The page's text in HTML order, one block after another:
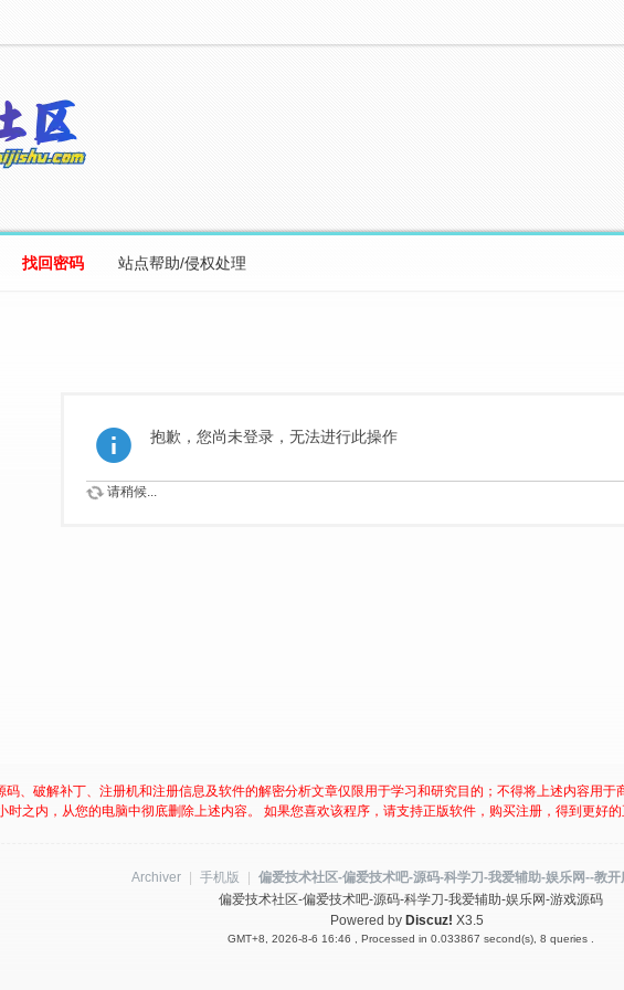
找回密码 站点帮助/侵权处理
抱歉，您尚未登录，无法进行此操作
请稍候...
、破解补丁、注册机和注册信息及软件的解密分析文章仅限用于学习和研究目的；不得将上述内容用
之内，从您的电脑中彻底删除上述内容。 如果您喜欢该程序，请支持正版软件，购买注册，得到更好
Archiver 手机版
偏爱技术社区-偏爱技术吧-源码-科学刀-我爱辅助-娱乐网--教开
偏爱技术社区-偏爱技术吧-源码-科学刀-我爱辅助-娱乐网-游戏源码
Powered by Discuz! X3.5
GMT+8, 2026-8-6 16:46 , Processed in 0.033867 second(s), 8 queries .